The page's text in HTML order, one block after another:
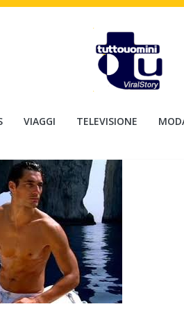
VIAGGI TELEVISIONE